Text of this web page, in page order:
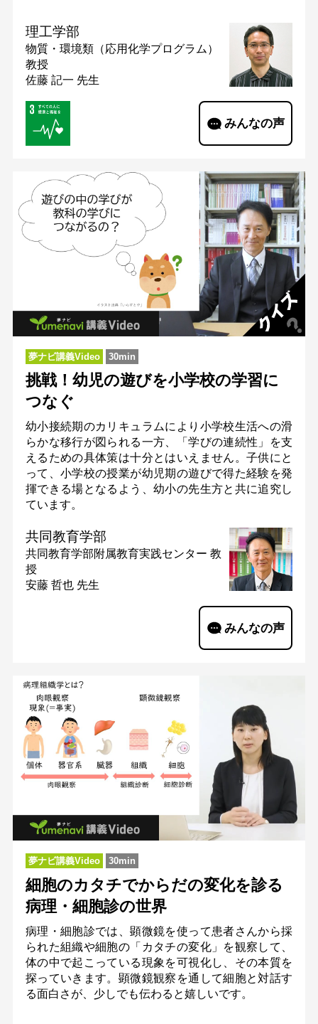
理工学部
物質・環境類（応用化学プログラム）
教授
佐藤 記一 先生
みんなの声
夢ナビ講義Video 30min
挑戦！幼児の遊びを小学校の学習に
つなぐ
幼小接続期のカリキュラムにより小学校生活への滑
らかな移行が図られる一方、「学びの連続性」を支
えるための具体策は十分とはいえません。子供にと
って、小学校の授業が幼児期の遊びで得た経験を発
揮できる場となるよう、幼小の先生方と共に追究し
ています。
共同教育学部
共同教育学部附属教育実践センター 教
授
安藤 哲也 先生
みんなの声
夢ナビ講義Video 30min
細胞のカタチでからだの変化を診る
病理・細胞診の世界
病理・細胞診では、顕微鏡を使って患者さんから採
られた組織や細胞の「カタチの変化」を観察して、
体の中で起こっている現象を可視化し、その本質を
探っていきます。顕微鏡観察を通して細胞と対話す
る面白さが、少しでも伝わると嬉しいです。